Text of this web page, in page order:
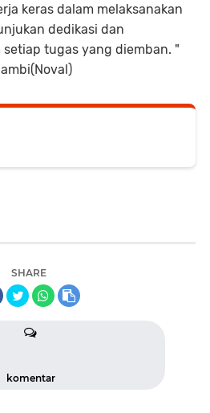
keras dalam melaksanakan
dedikasi dan
tugas yang diemban. "
SHARE
komentar